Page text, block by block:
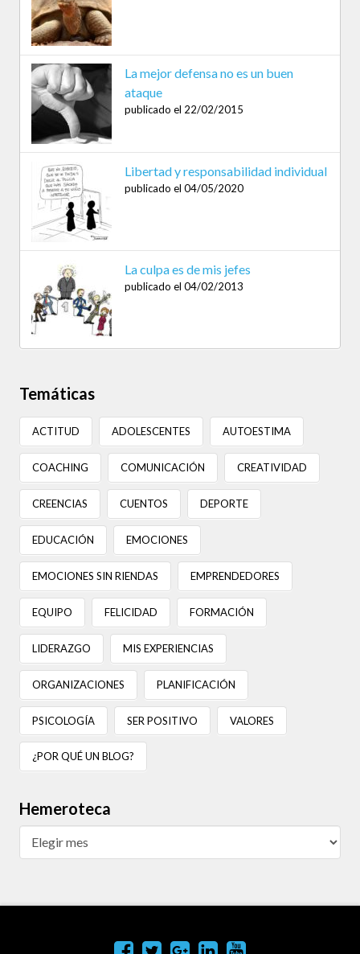
La mejor defensa no es un buen
ataque
publicado el 22/02/2015
Libertad y responsabilidad individual
publicado el 04/05/2020
La culpa es de mis jefes
publicado el 04/02/2013
Temáticas
ACTITUD ADOLESCENTES AUTOESTIMA
COACHING COMUNICACIÓN CREATIVIDAD
CREENCIAS CUENTOS DEPORTE
EDUCACIÓN EMOCIONES
EMOCIONES SIN RIENDAS EMPRENDEDORES
EQUIPO FELICIDAD FORMACIÓN
LIDERAZGO MIS EXPERIENCIAS
ORGANIZACIONES PLANIFICACIÓN
PSICOLOGÍA SER POSITIVO VALORES
¿POR QUÉ UN BLOG?
Hemeroteca
Hemeroteca